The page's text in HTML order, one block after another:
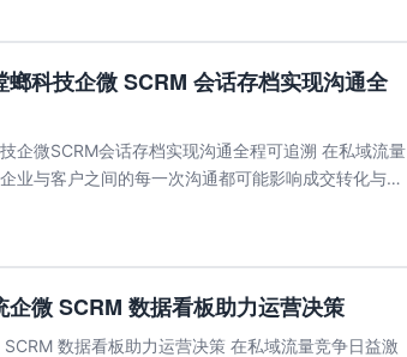
科技企微 SCRM 会话存档实现沟通全
企微SCRM会话存档实现沟通全程可追溯 在私域流量
业与客户之间的每一次沟通都可能影响成交转化与品
微 SCRM 数据看板助力运营决策
数据看板助力运营决策 在私域流量竞争日益激